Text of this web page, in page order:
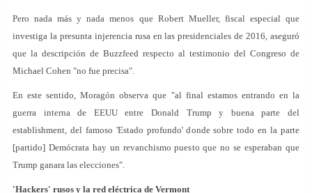
Pero nada más y nada menos que Robert Mueller, fiscal especial que
investiga la presunta injerencia rusa en las presidenciales de 2016, aseguró
que la descripción de Buzzfeed respecto al testimonio del Congreso de
Michael Cohen "no fue precisa".
En este sentido, Moragón observa que "al final estamos entrando en la
guerra interna de EEUU entre Donald Trump y buena parte del
establishment, del famoso 'Estado profundo' donde sobre todo en la parte
[partido] Demócrata hay un revanchismo puesto que no se esperaban que
Trump ganara las elecciones".
'Hackers' rusos y la red eléctrica de Vermont